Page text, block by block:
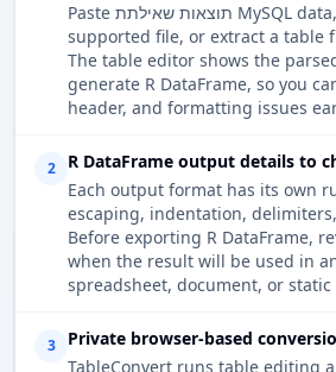
Paste תוצאות שאילתת MySQL data, upload a
supported file, or extract a table
The table editor shows the
generate R DataFrame, so you
header, and formatting issues
2
R DataFrame output details to
Each output format has its own
escaping, indentation,
Before exporting R DataFrame,
when the result will be used in
spreadsheet, document, or static
3
Private browser-based
TableConvert runs table editing